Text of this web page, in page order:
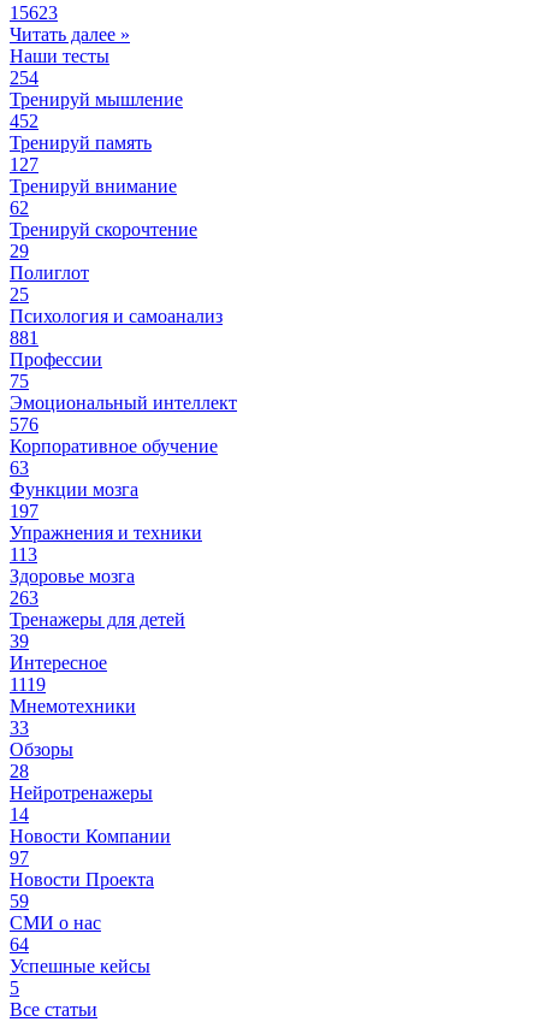
15623
Читать далее »
Наши тесты
254
Тренируй мышление
452
Тренируй память
127
Тренируй внимание
62
Тренируй скорочтение
29
Полиглот
25
Психология и самоанализ
881
Профессии
75
Эмоциональный интеллект
576
Корпоративное обучение
63
Функции мозга
197
Упражнения и техники
113
Здоровье мозга
263
Тренажеры для детей
39
Интересное
1119
Мнемотехники
33
Обзоры
28
Нейротренажеры
14
Новости Компании
97
Новости Проекта
59
СМИ о нас
64
Успешные кейсы
5
Все статьи